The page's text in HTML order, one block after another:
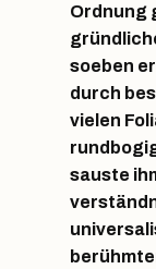
Ordnung
soeben
durch
vielen
sauste